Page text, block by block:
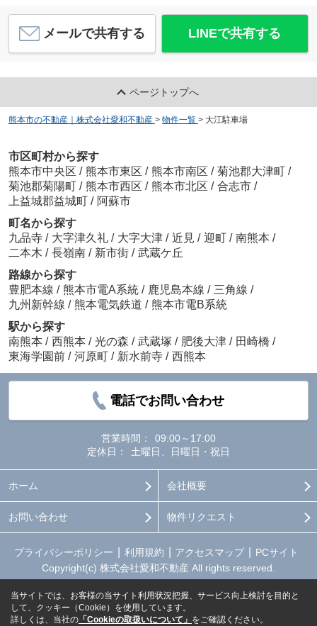
メールで共有する LINEで共有する
ページトップへ
熊本市の不動産｜株式会社愛和不動産 > 物件一覧 > 大江駐車場
市区町村から探す
熊本市中央区 / 熊本市東区 / 熊本市南区 / 菊池郡大津町 /
菊池郡菊陽町 / 熊本市西区 / 熊本市北区 / 合志市 /
上益城郡益城町 / 阿蘇市
町名から探す
九品寺 / 大字津久礼 / 大字大津 / 近見 / 迎町 / 南熊本 /
二本木 / 長嶺南 / 新市街 / 武蔵ケ丘
路線から探す
豊肥本線 / 熊本市電A系統 / 鹿児島本線 / 三角線 /
九州新幹線 / 熊本電気鉄道 / 熊本市電B系統
駅から探す
南熊本 / 西熊本 / 光の森 / 武蔵塚 / 肥後大津 / 田崎橋 /
東海学園前 / 河原町 / 新水前寺 / 西熊本
電話でお問い合わせ
営業時間：
09:00～17:00
定休日：
土曜日、日曜日・祝日
ホーム 会社概要
お問い合わせ 物件リクエスト
プライバシーポリシー 利用規約 アクセスマップ
PCサイト
Copyright(c) 株式会社愛和不動産 All rights reserved.
当サイトでは、お客様の当サイト利用状況把握、サービス向上検討を目的と
して、クッキー（Cookie）を使用しています。
詳しくは、当社の 「Cookieの取扱いについて」 をご確認ください。